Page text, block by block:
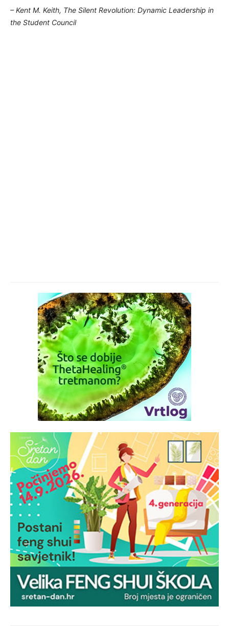
– Kent M. Keith, The Silent Revolution: Dynamic Leadership in
the Student Council